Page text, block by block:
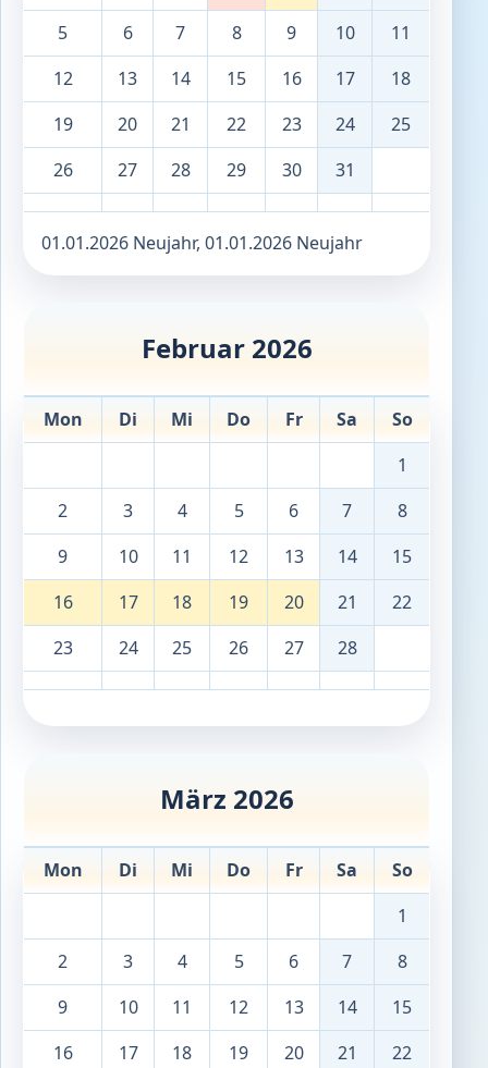
5
6 7 8 9 10
11
12
13 14 15 16 17
18
19
20 21 22 23 24
25
26
27 28 29 30 31
01.01.2026 Neujahr, 01.01.2026 Neujahr
Februar 2026
Mon Di Mi Do Fr Sa
So
1
2
3 4 5 6 7
8
9
10 11 12 13 14
15
16
17 18 19 20 21
22
23
24 25 26 27 28
März 2026
Mon Di Mi Do Fr Sa
So
1
2
3 4 5 6 7
8
9
10 11 12 13 14
15
16
17 18 19 20 21
22